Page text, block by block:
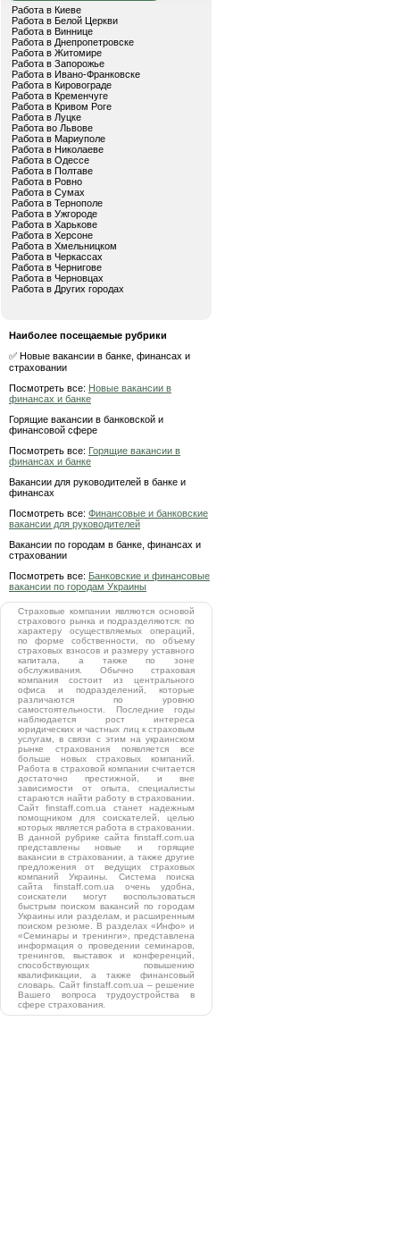
Работа в Киеве
Работа в Белой Церкви
Работа в Виннице
Работа в Днепропетровске
Работа в Житомире
Работа в Запорожье
Работа в Ивано-Франковске
Работа в Кировограде
Работа в Кременчуге
Работа в Кривом Роге
Работа в Луцке
Работа во Львове
Работа в Мариуполе
Работа в Николаеве
Работа в Одессе
Работа в Полтаве
Работа в Ровно
Работа в Сумах
Работа в Тернополе
Работа в Ужгороде
Работа в Харькове
Работа в Херсоне
Работа в Хмельницком
Работа в Черкассах
Работа в Чернигове
Работа в Черновцах
Работа в Других городах
Наиболее посещаемые рубрики
✅ Новые вакансии в банке, финансах и
страховании
Посмотреть все: Новые вакансии в
финансах и банке
Горящие вакансии в банковской и
финансовой сфере
Посмотреть все: Горящие вакансии в
финансах и банке
Вакансии для руководителей в банке и
финансах
Посмотреть все: Финансовые и банковские
вакансии для руководителей
Вакансии по городам в банке, финансах и
страховании
Посмотреть все: Банковские и финансовые
вакансии по городам Украины
Страховые компании являются основой
страхового рынка и подразделяются: по
характеру осуществляемых операций,
по форме собственности, по объему
страховых взносов и размеру уставного
капитала, а также по зоне
обслуживания. Обычно страховая
компания состоит из центрального
офиса и подразделений, которые
различаются по уровню
самостоятельности. Последние годы
наблюдается рост интереса
юридических и частных лиц к страховым
услугам, в связи с этим на украинском
рынке страхования появляется все
больше новых страховых компаний.
Работа в страховой компании считается
достаточно престижной, и вне
зависимости от опыта, специалисты
стараются найти работу в страховании.
Сайт finstaff.com.ua станет надежным
помощником для соискателей, целью
которых является работа в страховании.
В данной рубрике сайта finstaff.com.ua
представлены новые и горящие
вакансии в страховании, а также другие
предложения от ведущих страховых
компаний Украины. Система поиска
сайта finstaff.com.ua очень удобна,
соискатели могут воспользоваться
быстрым поиском вакансий по городам
Украины или разделам, и расширенным
поиском резюме. В разделах «Инфо» и
«Семинары и тренинги», представлена
информация о проведении семинаров,
тренингов, выставок и конференций,
способствующих повышению
квалификации, а также финансовый
словарь. Сайт finstaff.com.ua – решение
Вашего вопроса трудоустройства в
сфере страхования.